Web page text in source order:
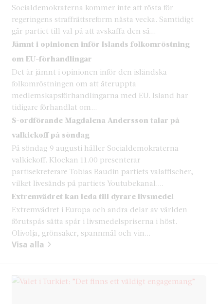
Socialdemokraterna kommer inte att rösta för
regeringens straffrättsreform nästa vecka. Samtidigt
går partiet till val på att avskaffa den så...
Jämnt i opinionen inför Islands folkomröstning
om EU-förhandlingar
Det är jämnt i opinionen inför den isländska
folkomröstningen om att återuppta
medlemskapsförhandlingarna med EU. Island har
tidigare förhandlat om...
S-ordförande Magdalena Andersson talar på
valkickoff på söndag
På söndag 9 augusti håller Socialdemokraterna
valkickoff. Klockan 11.00 presenterar
partisekreterare Tobias Baudin partiets valaffischer,
vilket livesänds på partiets Youtubekanal....
Extremvädret kan leda till dyrare livsmedel
Extremvädret i Europa och andra delar av världen
förutspås sätta spår i livsmedelspriserna i höst.
Olivolja, grönsaker, spannmål och vin...
Visa alla